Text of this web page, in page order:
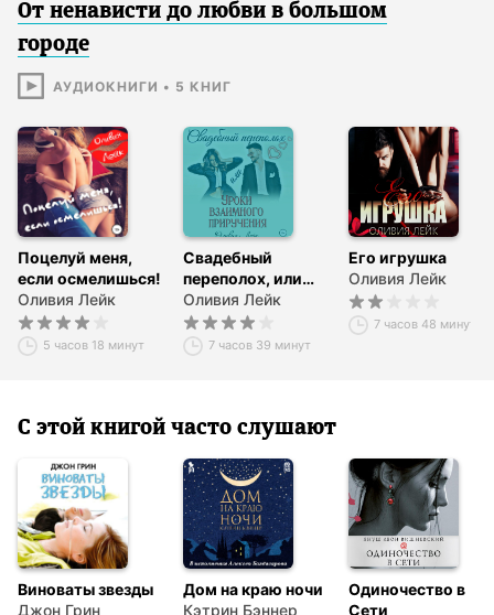
От ненависти до любви в большом
городе
АУДИОКНИГИ • 5 КНИГ
Поцелуй меня,
если осмелишься!
Оливия Лейк
5 часов 18 минут
Свадебный
переполох, или
Уроки взаимного
приручения
Оливия Лейк
7 часов 39 минут
Его игрушка
Оливия Лейк
7 часов 48 минут
С этой книгой часто слушают
Виноваты звезды
Джон Грин
Дом на краю ночи
Кэтрин Бэннер
Одиночество в
Сети